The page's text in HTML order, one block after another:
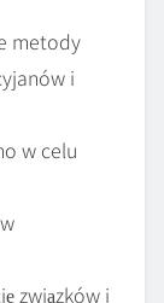
metody
i
w celu
w
związków i